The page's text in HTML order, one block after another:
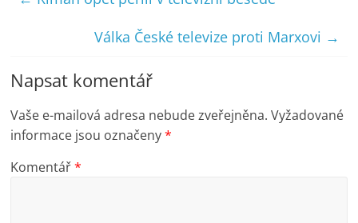
Válka České televize proti Marxovi →
Napsat komentář
Vaše e-mailová adresa nebude zveřejněna. Vyžadované
informace jsou označeny*
Komentář*